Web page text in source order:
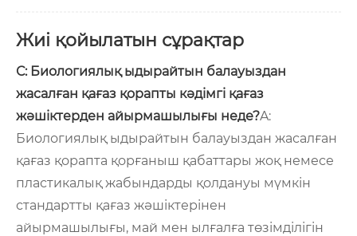
Жиі қойылатын сұрақтар
С: Биологиялық ыдырайтын балауыздан
жасалған қағаз қорапты кәдімгі қағаз
жәшіктерден айырмашылығы неде?A:
Биологиялық ыдырайтын балауыздан жасалған
қағаз қорапта қорғаныш қабаттары жоқ немесе
пластикалық жабындарды қолдануы мүмкін
стандартты қағаз жәшіктерінен
айырмашылығы, май мен ылғалға төзімділігін